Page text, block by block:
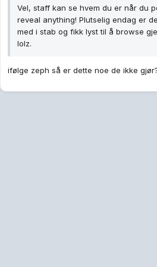
Vel, staff kan se hvem du er når du
reveal anything! Plutselig endag er
med i stab og fikk lyst til å browse
lolz.
ifølge zeph så er dette noe de ikke